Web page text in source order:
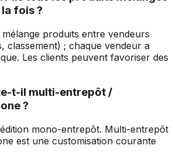
fois ?
produits entre vendeurs
classement) ; chaque vendeur a
Les clients peuvent favoriser des
t-il multi-entrepôt /
?
mono-entrepôt. Multi-entrepôt
est une customisation courante